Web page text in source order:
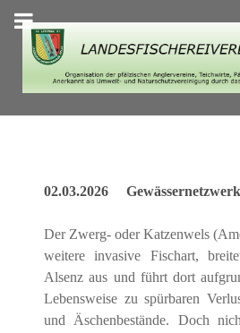
02.03.2026
Der Zwerg- oder Katzenwels
weitere invasive Fischart,
Alsenz aus und führt dort
Lebensweise zu spürbaren
und Äschenbestände. Doch